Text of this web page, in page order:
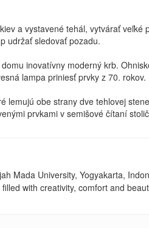
a vystavené tehál, vytvárať veľké
udržať sledovať pozadu.
inovatívny moderný krb.
lampa priniesť prvky z 70. rokov.
obe strany dve tehlovej
prvkami v semišové čítaní
Mada University, Yogyakarta,
with creativity, comfort and